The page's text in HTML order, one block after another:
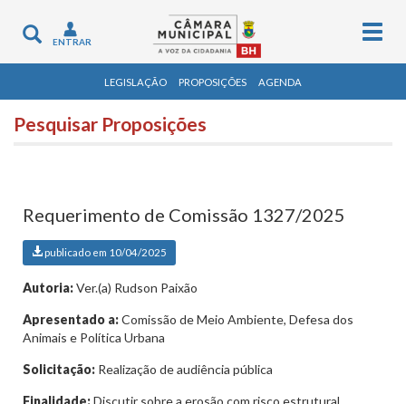
Toggle
navigation
ENTRAR
LEGISLAÇÃO PROPOSIÇÕES AGENDA
Pesquisar Proposições
Requerimento de Comissão 1327/2025
publicado em 10/04/2025
Autoria:Ver.(a) Rudson Paixão
Apresentado a:Comissão de Meio Ambiente, Defesa dos
Animais e Política Urbana
Solicitação: Realização de audiência pública
Finalidade:Discutir sobre a erosão com risco estrutural